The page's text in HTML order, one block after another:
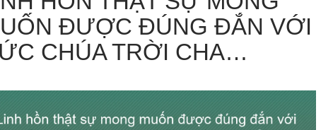
ĐƯỢC ĐÚNG ĐẮN VỚI
CHÚA TRỜI CHA…